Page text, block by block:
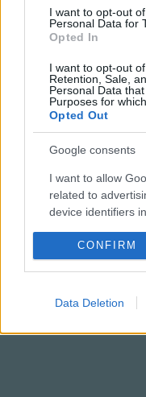
I want to opt-out
Personal Data for
Opted In
I want to opt-out
Retention, Sale,
Personal Data
Purposes for
Opted Out
Google consents
I want to allow
related to
device identifiers
I want to allow my
Google for online
I want to allow
personalized
I want to allow
related to
CONFIRM
Data Deletion
Budapest, Lajos utca
július 27. -